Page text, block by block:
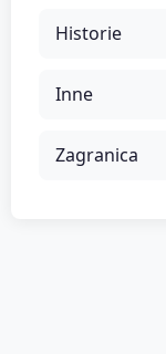
Historie
Inne
Zagranica